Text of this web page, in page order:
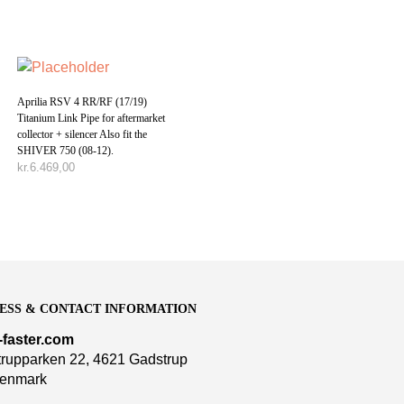
Aprilia RSV 4 RR/RF (17/19)
Titanium Link Pipe for aftermarket
collector + silencer Also fit the
SHIVER 750 (08-12).
kr.6.469,00
& CONTACT INFORMATION
faster.com
22, 4621 Gadstrup